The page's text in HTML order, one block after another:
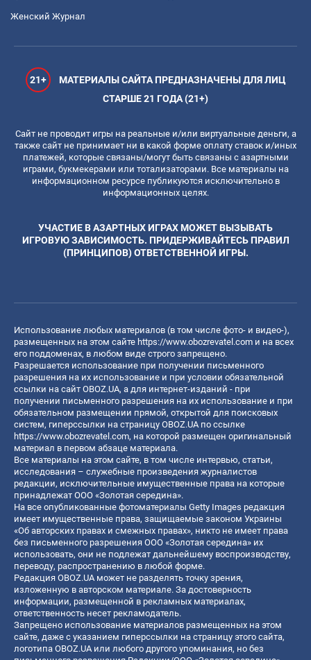
Женский Журнал
21+
МАТЕРИАЛЫ САЙТА ПРЕДНАЗНАЧЕНЫ ДЛЯ ЛИЦ
СТАРШЕ 21 ГОДА (21+)
Сайт не проводит игры на реальные и/или виртуальные деньги, а
также сайт не принимает ни в какой форме оплату ставок и/иных
платежей, которые связаны/могут быть связаны с азартными
играми, букмекерами или тотализаторами. Все материалы на
информационном ресурсе публикуются исключительно в
информационных целях.
УЧАСТИЕ В АЗАРТНЫХ ИГРАХ МОЖЕТ ВЫЗЫВАТЬ
ИГРОВУЮ ЗАВИСИМОСТЬ. ПРИДЕРЖИВАЙТЕСЬ ПРАВИЛ
(ПРИНЦИПОВ) ОТВЕТСТВЕННОЙ ИГРЫ.
Использование любых материалов (в том числе фото- и видео-),
размещенных на этом сайте https://www.obozrevatel.com и на всех
его поддоменах, в любом виде строго запрещено.
Разрешается использование при получении письменного
разрешения на их использование и при условии обязательной
ссылки на сайт OBOZ.UA, а для интернет-изданий - при
получении письменного разрешения на их использование и при
обязательном размещении прямой, открытой для поисковых
систем, гиперссылки на страницу OBOZ.UA по ссылке
https://www.obozrevatel.com, на которой размещен оригинальный
материал в первом абзаце материала.
Все материалы на этом сайте, в том числе интервью, статьи,
исследования – служебные произведения журналистов
редакции, исключительные имущественные права на которые
принадлежат ООО «Золотая середина».
На все опубликованные фотоматериалы Getty Images редакция
имеет имущественные права, защищаемые законом Украины
«Об авторских правах и смежных правах», никто не имеет права
без письменного разрешения ООО «Золотая середина» их
использовать, они не подлежат дальнейшему воспроизводству,
переводу, распространению в любой форме.
Редакция OBOZ.UA может не разделять точку зрения,
изложенную в авторском материале. За достоверность
информации, размещенной в рекламных материалах,
ответственность несет рекламодатель.
Запрещено использование материалов размещенных на этом
сайте, даже с указанием гиперссылки на страницу этого сайта,
логотипа OBOZ.UA или любого другого упоминания, но без